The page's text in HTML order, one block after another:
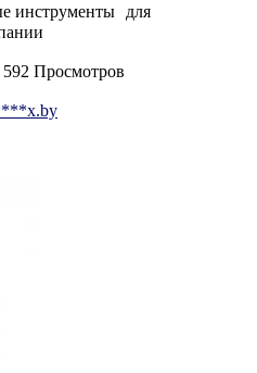
инструменты для
592 Просмотров